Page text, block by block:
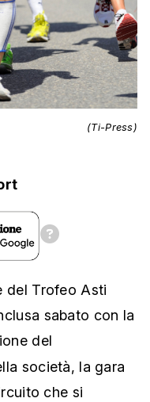
(Ti-Press)
del Trofeo Asti
sabato con la
del
società, la gara
che si